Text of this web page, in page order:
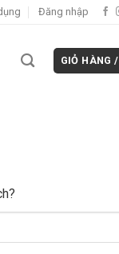
Đăng nhập
GIỎ HÀNG /